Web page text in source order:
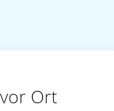
Ort